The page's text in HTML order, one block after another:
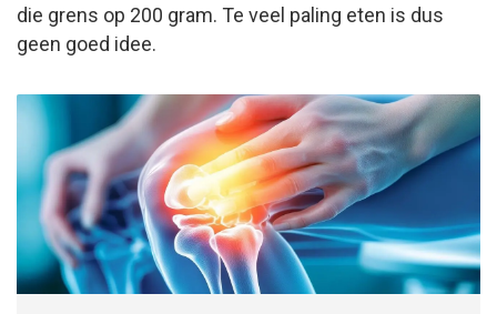
die grens op 200 gram. Te veel paling eten is dus
geen goed idee.